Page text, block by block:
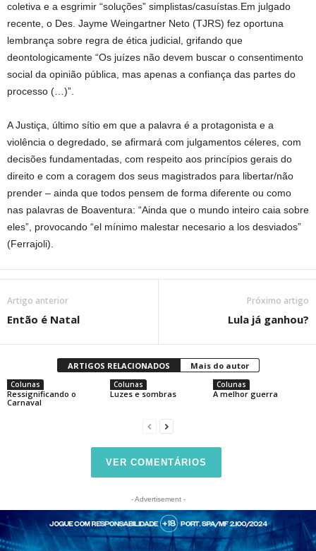
coletiva e a esgrimir “soluções” simplistas/casuístas.Em julgado
recente, o Des. Jayme Weingartner Neto (TJRS) fez oportuna
lembrança sobre regra de ética judicial, grifando que
deontologicamente “Os juízes não devem buscar o consentimento
social da opinião pública, mas apenas a confiança das partes do
processo (…)”.
A Justiça, último sítio em que a palavra é a protagonista e a
violência o degredado, se afirmará com julgamentos céleres, com
decisões fundamentadas, com respeito aos princípios gerais do
direito e com a coragem dos seus magistrados para libertar/não
prender – ainda que todos pensem de forma diferente ou como
nas palavras de Boaventura: “Ainda que o mundo inteiro caia sobre
eles”, provocando “el mínimo malestar necesario a los desviados”
(Ferrajoli).
Artigo anterior
Então é Natal
Próximo artigo
Lula já ganhou?
ARTIGOS RELACIONADOS Mais do autor
Colunas
Ressignificando o
Carnaval
Colunas
Luzes e sombras
Colunas
A melhor guerra
VER COMENTÁRIOS
- Advertisement -